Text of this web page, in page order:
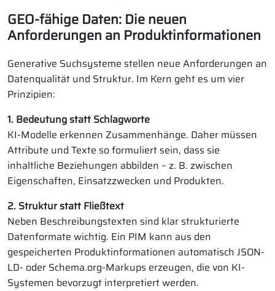
GEO-fähige Daten: Die neuen
Anforderungen an Produktinformationen
Generative Suchsysteme stellen neue Anforderungen an
Datenqualität und Struktur. Im Kern geht es um vier
Prinzipien:
1. Bedeutung statt Schlagworte
KI-Modelle erkennen Zusammenhänge. Daher müssen
Attribute und Texte so formuliert sein, dass sie
inhaltliche Beziehungen abbilden – z. B. zwischen
Eigenschaften, Einsatzzwecken und Produkten.
2. Struktur statt Fließtext
Neben Beschreibungstexten sind klar strukturierte
Datenformate wichtig. Ein PIM kann aus den
gespeicherten Produktinformationen automatisch JSON-
LD- oder Schema.org-Markups erzeugen, die von KI-
Systemen bevorzugt interpretiert werden.